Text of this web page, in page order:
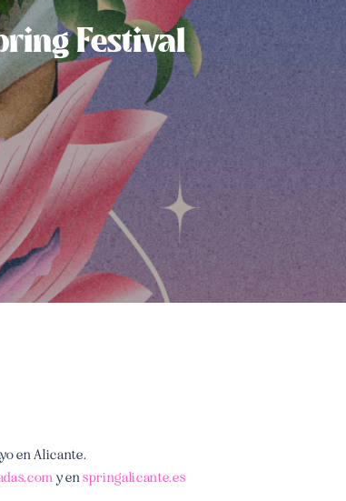
Festival
en Alicante.
y enspringalicante.es